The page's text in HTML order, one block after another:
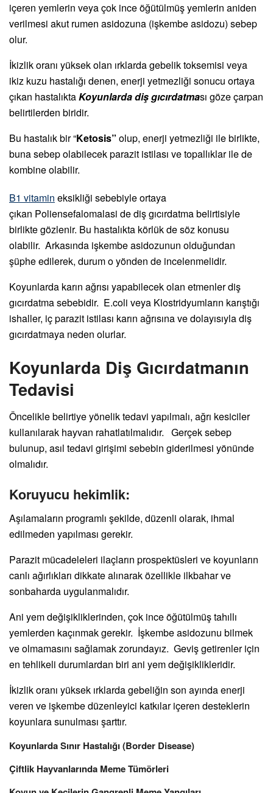
içeren yemlerin veya çok ince öğütülmüş yemlerin aniden
verilmesi akut rumen asidozuna (işkembe asidozu) sebep
olur.
İkizlik oranı yüksek olan ırklarda gebelik toksemisi veya
ikiz kuzu hastalığı denen, enerji yetmezliği sonucu ortaya
çıkan hastalıktaKoyunlarda diş gıcırdatması göze çarpan
belirtilerden biridir.
Bu hastalık bir “Ketosis” olup, enerji yetmezliği ile birlikte,
buna sebep olabilecek parazit istilası ve topallıklar ile de
kombine olabilir.
B1 vitamin eksikliği sebebiyle ortaya
çıkan Poliensefalomalasi de diş gıcırdatma belirtisiyle
birlikte gözlenir. Bu hastalıkta körlük de söz konusu
olabilir. Arkasında işkembe asidozunun olduğundan
şüphe edilerek, durum o yönden de incelenmelidir.
Koyunlarda karın ağrısı yapabilecek olan etmenler diş
gıcırdatma sebebidir. E.coli veya Klostridyumların karıştığı
ishaller, iç parazit istilası karın ağrısına ve dolayısıyla diş
gıcırdatmaya neden olurlar.
Koyunlarda Diş Gıcırdatmanın
Tedavisi
Öncelikle belirtiye yönelik tedavi yapılmalı, ağrı kesiciler
kullanılarak hayvan rahatlatılmalıdır. Gerçek sebep
bulunup, asıl tedavi girişimi sebebin giderilmesi yönünde
olmalıdır.
Koruyucu hekimlik:
Aşılamaların programlı şekilde, düzenli olarak, ihmal
edilmeden yapılması gerekir.
Parazit mücadeleleri ilaçların prospektüsleri ve koyunların
canlı ağırlıkları dikkate alınarak özellikle ilkbahar ve
sonbaharda uygulanmalıdır.
Ani yem değişikliklerinden, çok ince öğütülmüş tahıllı
yemlerden kaçınmak gerekir. İşkembe asidozunu bilmek
ve olmamasını sağlamak zorundayız. Geviş getirenler için
en tehlikeli durumlardan biri ani yem değişiklikleridir.
İkizlik oranı yüksek ırklarda gebeliğin son ayında enerji
veren ve işkembe düzenleyici katkılar içeren desteklerin
koyunlara sunulması şarttır.
Koyunlarda Sınır Hastalığı (Border Disease)
Çiftlik Hayvanlarında Meme Tümörleri